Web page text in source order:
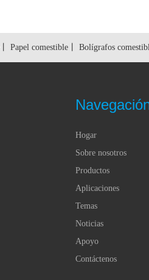
Papel comestible Bolígrafos
Hogar
Sobre nosotros
Productos
Aplicaciones
Temas
Noticias
Apoyo
Contáctenos